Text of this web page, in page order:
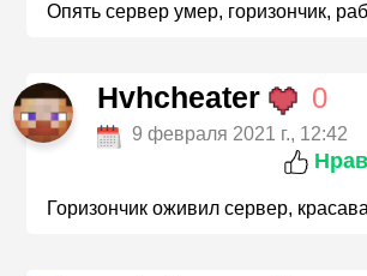
Опять сервер умер, горизончик,
Hvhcheater 0
9 февраля 2021 г., 12:42
Горизончик оживил сервер, красава